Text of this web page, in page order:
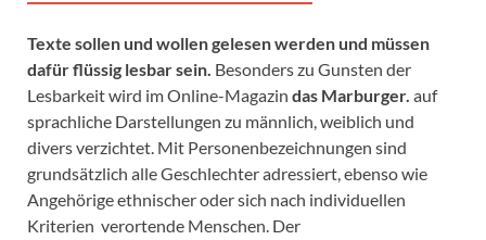
Texte sollen und wollen gelesen werden und müssen
dafür flüssig lesbar sein. Besonders zu Gunsten der
Lesbarkeit wird im Online-Magazin das Marburger. auf
sprachliche Darstellungen zu männlich, weiblich und
divers verzichtet. Mit Personenbezeichnungen sind
grundsätzlich alle Geschlechter adressiert, ebenso wie
Angehörige ethnischer oder sich nach individuellen
Kriterien verortende Menschen. Der